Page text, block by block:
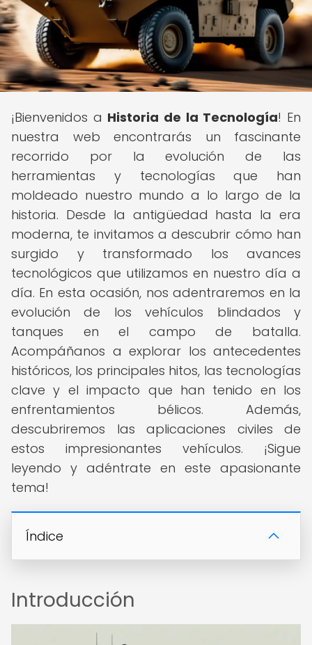
¡Bienvenidos a Historia de la Tecnología! En
nuestra web encontrarás un fascinante
recorrido por la evolución de las
herramientas y tecnologías que han
moldeado nuestro mundo a lo largo de la
historia. Desde la antigüedad hasta la era
moderna, te invitamos a descubrir cómo han
surgido y transformado los avances
tecnológicos que utilizamos en nuestro día a
día. En esta ocasión, nos adentraremos en la
evolución de los vehículos blindados y
tanques en el campo de batalla.
Acompáñanos a explorar los antecedentes
históricos, los principales hitos, las tecnologías
clave y el impacto que han tenido en los
enfrentamientos bélicos. Además,
descubriremos las aplicaciones civiles de
estos impresionantes vehículos. ¡Sigue
leyendo y adéntrate en este apasionante
tema!
Índice
Introducción